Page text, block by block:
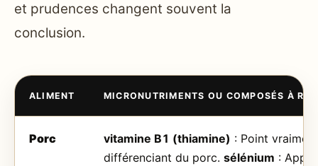
et prudences changent souvent la
conclusion.
ALIMENT MICRONUTRIMENTS OU COMPOSÉS À
Porc vitamine B1 (thiamine) : Point vraiment
différenciant du porc. sélénium :